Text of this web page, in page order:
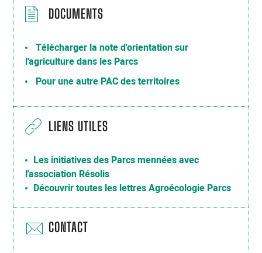
DOCUMENTS
Télécharger la note d'orientation sur
l'agriculture dans les Parcs
Pour une autre PAC des territoires
LIENS UTILES
Les initiatives des Parcs mennées avec
l'association Résolis
Découvrir toutes les lettres Agroécologie Parcs
CONTACT